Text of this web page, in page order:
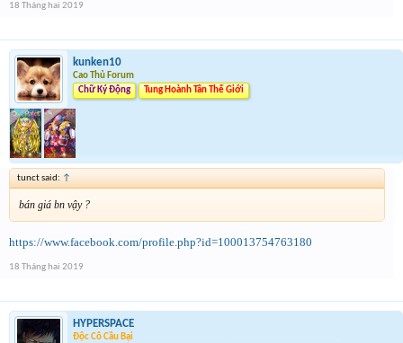
18 Tháng hai 2019
kunken10
Cao Thủ Forum
Chữ Ký Động
Tung Hoành Tân Thế Giới
tunct said: ↑
bán giá bn vậy ?
https://www.facebook.com/profile.php?id=100013754763180
18 Tháng hai 2019
HYPERSPACE
Độc Cô Cầu Bại